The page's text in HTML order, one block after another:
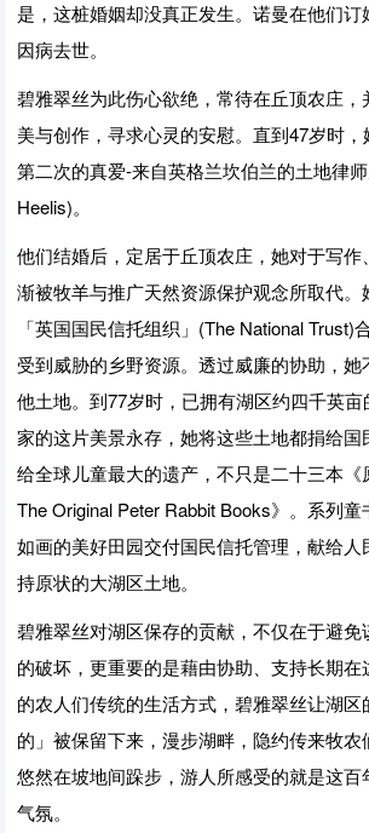
是，这桩婚姻却没真正发生。诺曼在他们
因病去世。
碧雅翠丝为此伤心欲绝，常待在丘顶农庄，
美与创作，寻求心灵的安慰。直到47岁时
第二次的真爱-来自英格兰坎伯兰的土地律
Heelis)。
他们结婚后，定居于丘顶农庄，她对于写作
渐被牧羊与推广天然资源保护观念所取代。
「英国国民信托组织」(The National Trust)
受到威胁的乡野资源。透过威廉的协助，
他土地。到77岁时，已拥有湖区约四千英
家的这片美景永存，她将这些土地都捐给国
给全球儿童最大的遗产，不只是二十三本《
The Original Peter Rabbit Books》。系列
如画的美好田园交付国民信托管理，献给人
持原状的大湖区土地。
碧雅翠丝对湖区保存的贡献，不仅在于避
的破坏，更重要的是藉由协助、支持长期
的农人们传统的生活方式，碧雅翠丝让湖区
的」被保留下来，漫步湖畔，隐约传来牧
悠然在坡地间跺步，游人所感受的就是这
气氛。